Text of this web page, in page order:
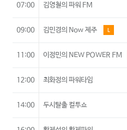
07:00 김영철의 파워 FM
09:00 김민경의 Now 제주 L
11:00 이정민의 NEW POWER FM
12:00 최화정의 파워타임
14:00 두시탈출 컬투쇼